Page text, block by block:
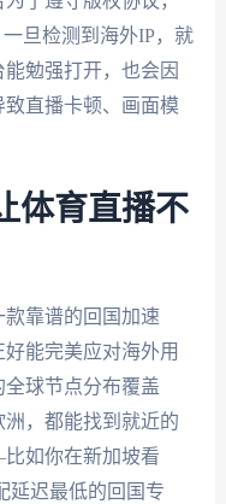
旦检测到海外IP，就
勉强打开，也会因
直播卡顿、画面模
体育直播不
靠谱的回国加速
好能完美应对海外用
球节点分布覆盖
，都能找到就近的
如你在新加坡看
延迟最低的回国专